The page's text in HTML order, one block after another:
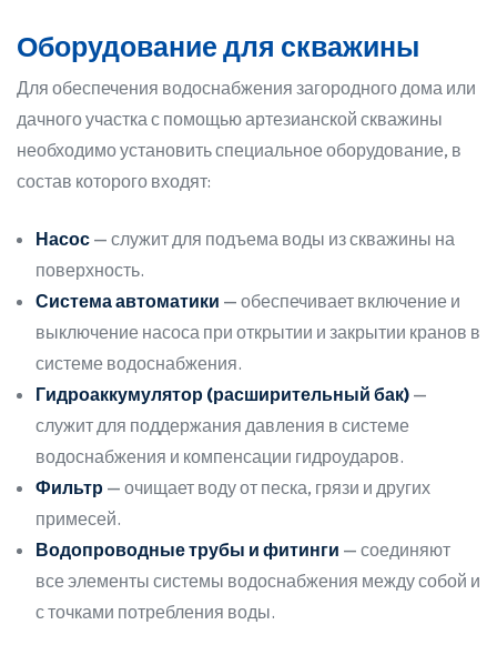
Оборудование для скважины
Для обеспечения водоснабжения загородного дома или
дачного участка с помощью артезианской скважины
необходимо установить специальное оборудование, в
состав которого входят:
Насос — служит для подъема воды из скважины на
поверхность.
Система автоматики — обеспечивает включение и
выключение насоса при открытии и закрытии кранов в
системе водоснабжения.
Гидроаккумулятор (расширительный бак) —
служит для поддержания давления в системе
водоснабжения и компенсации гидроударов.
Фильтр — очищает воду от песка, грязи и других
примесей.
Водопроводные трубы и фитинги — соединяют
все элементы системы водоснабжения между собой и
с точками потребления воды.